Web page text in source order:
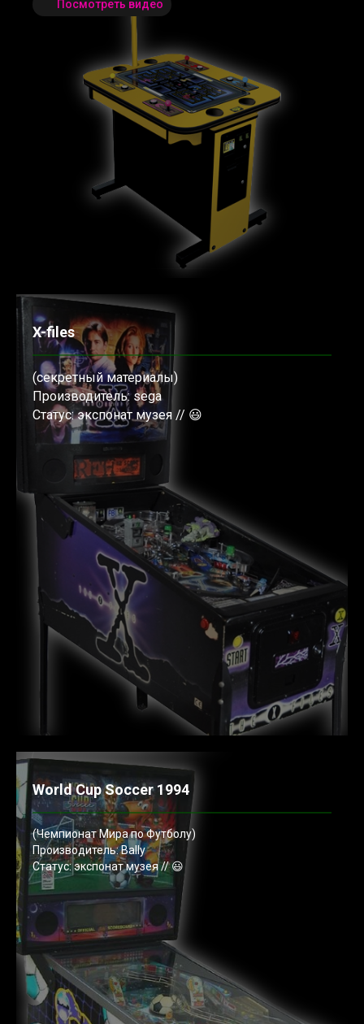
Посмотреть видео
X-files
(секретный материалы)
Производитель: sega
Статус: экспонат музея // 😃
World Cup Soccer 1994
(Чемпионат Мира по Футболу)
Производитель: Bally
Статус: экспонат музея // 😃